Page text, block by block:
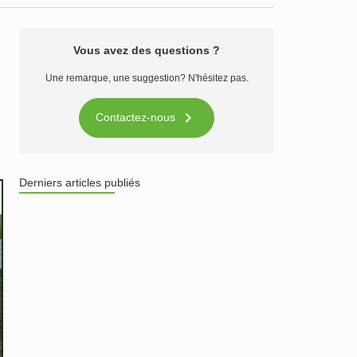
Vous avez des questions ?
Une remarque, une suggestion? N'hésitez pas.
Contactez-nous 
Derniers articles publiés